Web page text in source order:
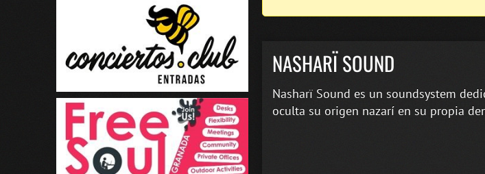
NASHARÏ SOUND
Nasharï Sound es un soundsystem
oculta su origen nazarí en su propia